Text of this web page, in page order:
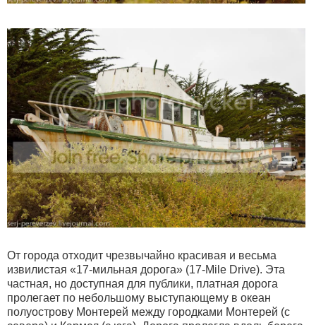
От города отходит чрезвычайно красивая и весьма
извилистая «17-мильная дорога» (17-Mile Drive). Эта
частная, но доступная для публики, платная дорога
пролегает по небольшому выступающему в океан
полуострову Монтерей между городками Монтерей (с